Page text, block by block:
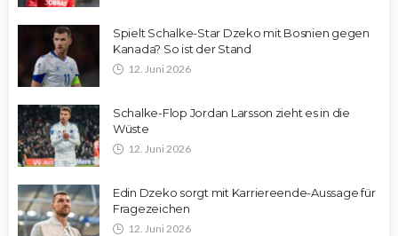
Spielt Schalke-Star Dzeko mit Bosnien gegen
Kanada? So ist der Stand
12. Juni 2026
Schalke-Flop Jordan Larsson zieht es in die
Wüste
12. Juni 2026
Edin Dzeko sorgt mit Karriereende-Aussage für
Fragezeichen
12. Juni 2026